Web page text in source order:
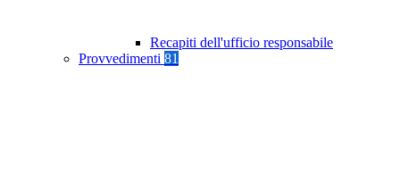
Recapiti dell'ufficio responsabile
Provvedimenti 81